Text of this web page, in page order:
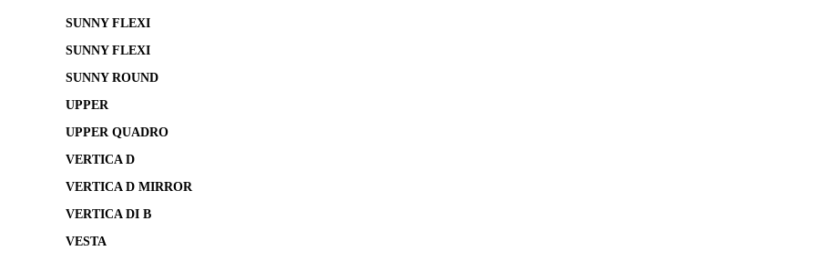
SUNNY FLEXI
SUNNY FLEXI
SUNNY ROUND
UPPER
UPPER QUADRO
VERTICA D
VERTICA D MIRROR
VERTICA DI B
VESTA